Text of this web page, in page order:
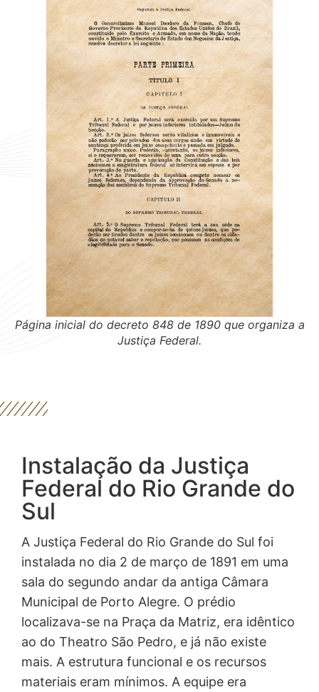
Página inicial do decreto 848 de 1890 que organiza a
Justiça Federal.
Instalação da Justiça
Federal do Rio Grande do
Sul
A Justiça Federal do Rio Grande do Sul foi
instalada no dia 2 de março de 1891 em uma
sala do segundo andar da antiga Câmara
Municipal de Porto Alegre. O prédio
localizava-se na Praça da Matriz, era idêntico
ao do Theatro São Pedro, e já não existe
mais. A estrutura funcional e os recursos
materiais eram mínimos. A equipe era